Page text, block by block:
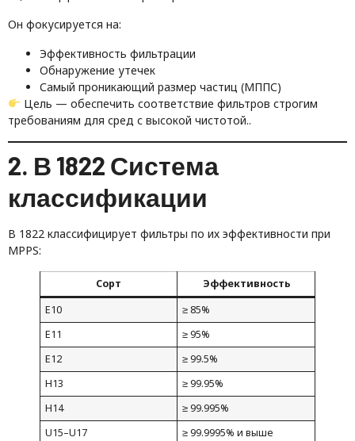
Он фокусируется на:
Эффективность фильтрации
Обнаружение утечек
Самый проникающий размер частиц (МППС)
Цель — обеспечить соответствие фильтров строгим
требованиям для сред с высокой чистотой..
2. В 1822 Система
классификации
В 1822 классифицирует фильтры по их эффективности при
MPPS:
Сорт
Эффективность
Е10
≥ 85%
Е11
≥ 95%
Е12
≥ 99.5%
Н13
≥ 99.95%
Н14
≥ 99.995%
U15–U17
≥ 99.9995% и выше